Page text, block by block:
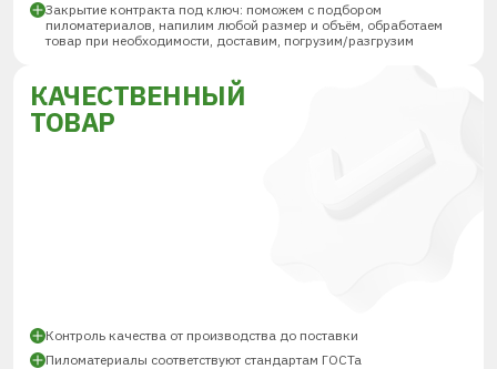
Закрытие контракта под ключ: поможем с подбором
пиломатериалов, напилим любой размер и объём, обработаем
товар при необходимости, доставим, погрузим/разгрузим
КАЧЕСТВЕННЫЙ
ТОВАР
Контроль качества от производства до поставки
Пиломатериалы соответствуют стандартам ГОСТа